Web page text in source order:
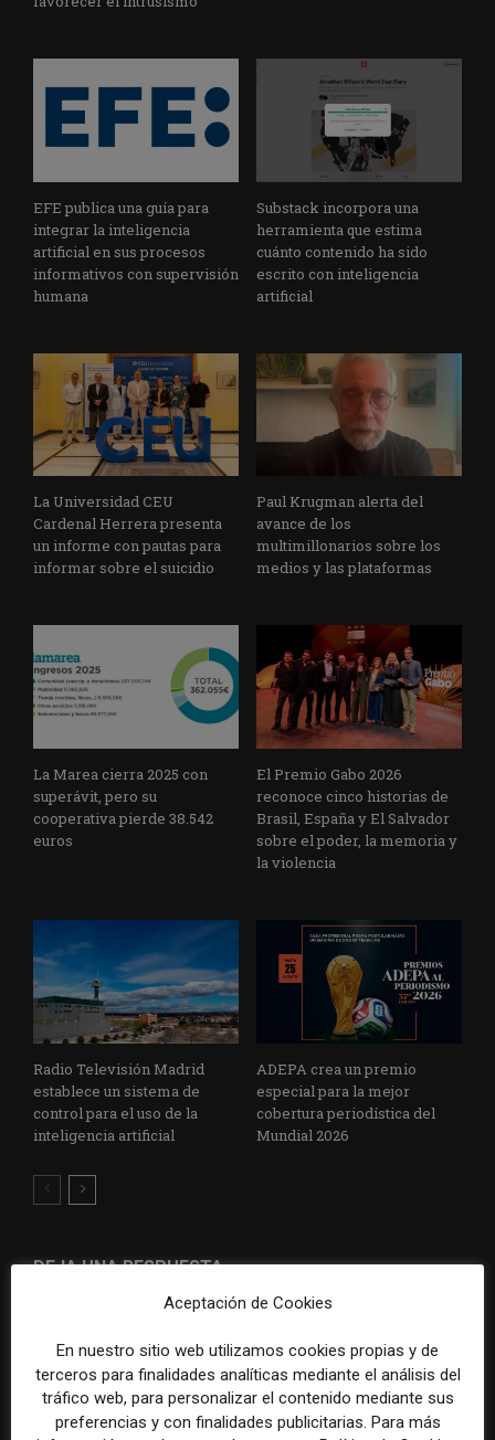
EFE publica una guía para
integrar la inteligencia
artificial en sus procesos
informativos con supervisión
humana
Substack incorpora una
herramienta que estima
cuánto contenido ha sido
escrito con inteligencia
artificial
La Universidad CEU
Cardenal Herrera presenta
un informe con pautas para
informar sobre el suicidio
Paul Krugman alerta del
avance de los
multimillonarios sobre los
medios y las plataformas
La Marea cierra 2025 con
superávit, pero su
cooperativa pierde 38.542
euros
El Premio Gabo 2026
reconoce cinco historias de
Brasil, España y El Salvador
sobre el poder, la memoria y
la violencia
Radio Televisión Madrid
establece un sistema de
control para el uso de la
inteligencia artificial
ADEPA crea un premio
especial para la mejor
cobertura periodística del
Mundial 2026
DEJA UNA RESPUESTA
Aceptación de Cookies
En nuestro sitio web utilizamos cookies propias y de
terceros para finalidades analíticas mediante el análisis del
tráfico web, para personalizar el contenido mediante sus
preferencias y con finalidades publicitarias. Para más